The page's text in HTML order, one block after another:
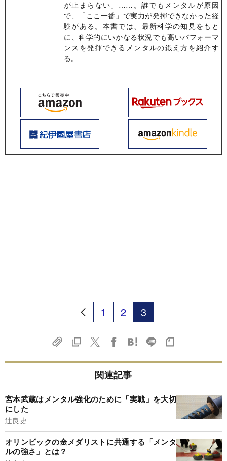
が止まらない」……。誰でもメンタルが原因
で、「ここ一番」で実力が発揮できなかった経
験がある。本書では、最新科学の知見をもと
に、科学的にいかなる状況でも高いパフォーマ
ンスを発揮できるメンタルの鍛え方を紹介す
る。
1 2 3
関連記事
宮本武蔵はメンタル強化のために「実戦」を大切
にした
辻良史
オリンピックの金メダリストに共通する「メンタ
ルの強さ」とは？